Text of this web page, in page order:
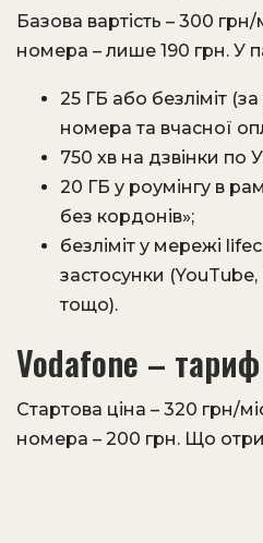
Базова вартість – 300
номера – лише 190 грн. У
25 ГБ або безліміт
номера та вчасної
750 хв на дзвінки по
20 ГБ у роумінгу в
без кордонів»;
безліміт у мережі
застосунки
тощо).
Vodafone – тариф
Стартова ціна – 320 грн/
номера – 200 грн. Що